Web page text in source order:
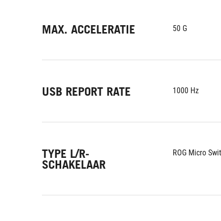
MAX. ACCELERATIE 50 G
USB REPORT RATE 1000 Hz
TYPE L/R-
SCHAKELAAR
ROG Micro